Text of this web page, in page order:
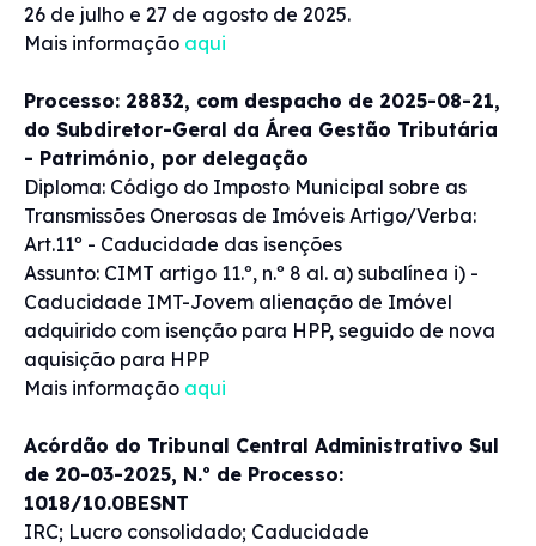
26 de julho e 27 de agosto de 2025.
Mais informação aqui
Processo: 28832, com despacho de 2025-08-21,
do Subdiretor-Geral da Área Gestão Tributária
- Património, por delegação
Diploma: Código do Imposto Municipal sobre as
Transmissões Onerosas de Imóveis Artigo/Verba:
Art.11º - Caducidade das isenções
Assunto: CIMT artigo 11.º, n.º 8 al. a) subalínea i) -
Caducidade IMT-Jovem alienação de Imóvel
adquirido com isenção para HPP, seguido de nova
aquisição para HPP
Mais informação aqui
Acórdão do Tribunal Central Administrativo Sul
de 20-03-2025, N.º de Processo:
1018/10.0BESNT
IRC; Lucro consolidado; Caducidade